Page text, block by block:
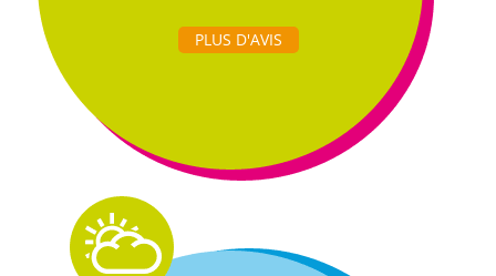
PLUS D'AVIS